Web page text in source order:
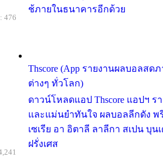
ช้ภายในธนาคารอีกด้วย
Thscore (App รายงานผลบอลส
ต่างๆ ทั่วโลก)
ดาวน์โหลดแอป Thscore แอปฯ ร
และแม่นยำทันใจ ผลบอลลีกดัง พ
เซเรีย อา อิตาลี ลาลีกา สเปน บุน
ฝรั่งเศส
476